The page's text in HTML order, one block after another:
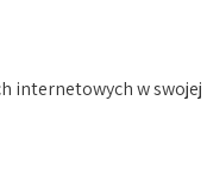
internetowych w swojej